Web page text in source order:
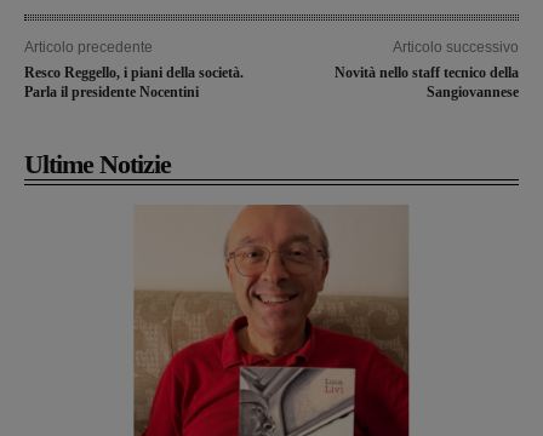
Articolo precedente
Resco Reggello, i piani della società.
Parla il presidente Nocentini
Articolo successivo
Novità nello staff tecnico della
Sangiovannese
Ultime Notizie